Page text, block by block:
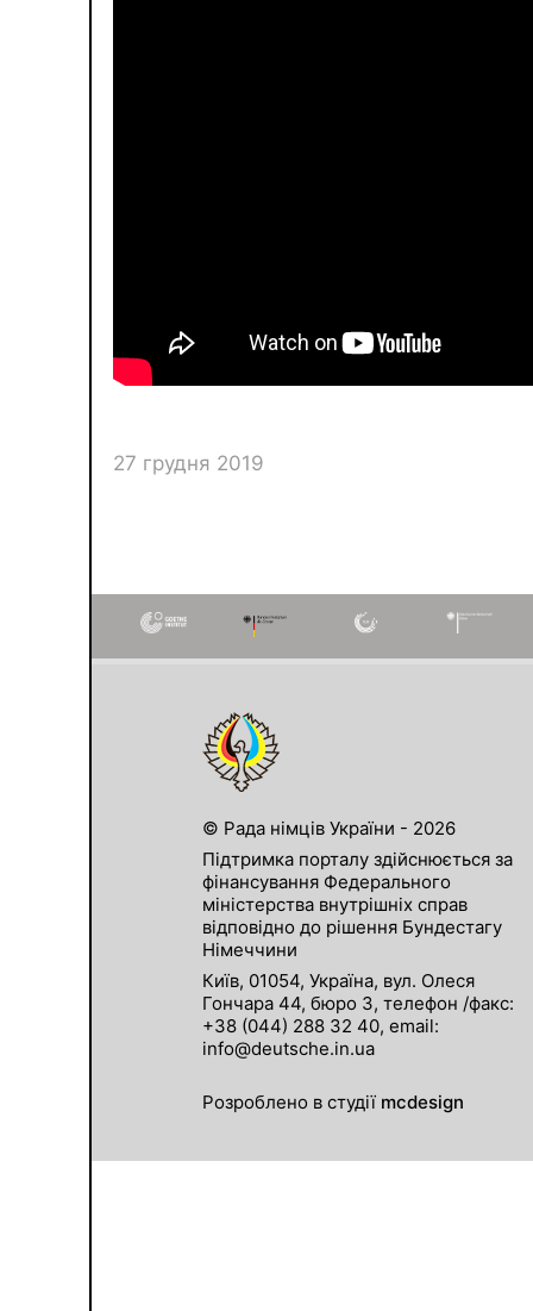
27 грудня 2019
© Рада німців України - 2026
Підтримка порталу здійснюється за
фінансування Федерального
міністерства внутрішніх справ
відповідно до рішення Бундестагу
Німеччини
Київ, 01054, Україна, вул. Олеся
Гончара 44, бюро 3, телефон /факс:
+38 (044) 288 32 40, email:
info@deutsche.in.ua
Розроблено в студії mcdesign